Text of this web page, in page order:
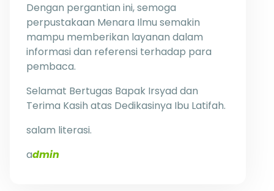
Dengan pergantian ini, semoga
perpustakaan Menara Ilmu semakin
mampu memberikan layanan dalam
informasi dan referensi terhadap para
pembaca.
Selamat Bertugas Bapak Irsyad dan
Terima Kasih atas Dedikasinya Ibu Latifah.
salam literasi.
admin